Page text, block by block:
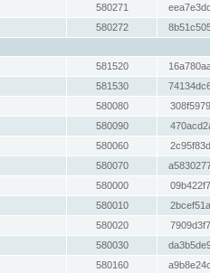
580271
580272
581520
581530
580080
580090
580060
580070
580000
580010
580020
580030
580160